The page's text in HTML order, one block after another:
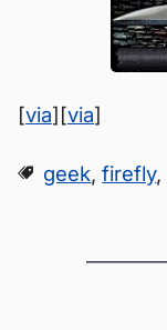
[via][via]
geek,firefly,